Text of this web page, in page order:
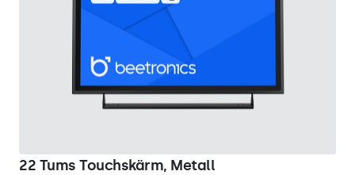
22 Tums Touchskärm, Metall